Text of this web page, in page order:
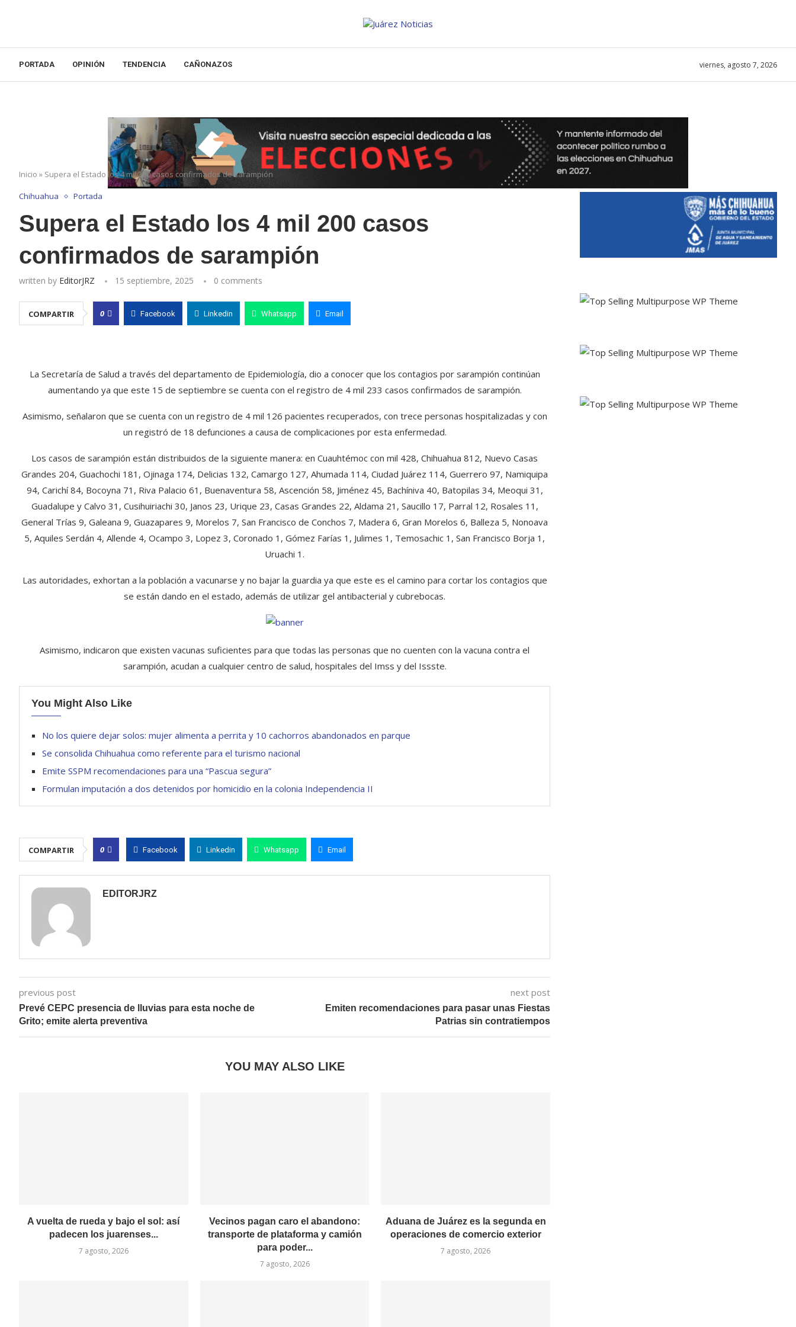
PORTADA OPINIÓN TENDENCIA CAÑONAZOS viernes, agosto 7, 2026
Inicio » Supera el Estado los 4 mil 200 casos confirmados de sarampión
Chihuahua Portada
Supera el Estado los 4 mil 200 casos
confirmados de sarampión
written by EditorJRZ 15 septiembre, 2025 0 comments
COMPARTIR 0 Facebook Linkedin Whatsapp Email
La Secretaría de Salud a través del departamento de Epidemiología, dio a conocer que los contagios por sarampión continúan
aumentando ya que este 15 de septiembre se cuenta con el registro de 4 mil 233 casos confirmados de sarampión.
Asimismo, señalaron que se cuenta con un registro de 4 mil 126 pacientes recuperados, con trece personas hospitalizadas y con
un registró de 18 defunciones a causa de complicaciones por esta enfermedad.
Los casos de sarampión están distribuidos de la siguiente manera: en Cuauhtémoc con mil 428, Chihuahua 812, Nuevo Casas
Grandes 204, Guachochi 181, Ojinaga 174, Delicias 132, Camargo 127, Ahumada 114, Ciudad Juárez 114, Guerrero 97, Namiquipa
94, Carichí 84, Bocoyna 71, Riva Palacio 61, Buenaventura 58, Ascención 58, Jiménez 45, Bachíniva 40, Batopilas 34, Meoqui 31,
Guadalupe y Calvo 31, Cusihuiriachi 30, Janos 23, Urique 23, Casas Grandes 22, Aldama 21, Saucillo 17, Parral 12, Rosales 11,
General Trías 9, Galeana 9, Guazapares 9, Morelos 7, San Francisco de Conchos 7, Madera 6, Gran Morelos 6, Balleza 5, Nonoava
5, Aquiles Serdán 4, Allende 4, Ocampo 3, Lopez 3, Coronado 1, Gómez Farías 1, Julimes 1, Temosachic 1, San Francisco Borja 1,
Uruachi 1.
Las autoridades, exhortan a la población a vacunarse y no bajar la guardia ya que este es el camino para cortar los contagios que
se están dando en el estado, además de utilizar gel antibacterial y cubrebocas.
Asimismo, indicaron que existen vacunas suficientes para que todas las personas que no cuenten con la vacuna contra el
sarampión, acudan a cualquier centro de salud, hospitales del Imss y del Issste.
You Might Also Like
No los quiere dejar solos: mujer alimenta a perrita y 10 cachorros abandonados en parque
Se consolida Chihuahua como referente para el turismo nacional
Emite SSPM recomendaciones para una “Pascua segura”
Formulan imputación a dos detenidos por homicidio en la colonia Independencia II
COMPARTIR 0 Facebook Linkedin Whatsapp Email
EDITORJRZ
previous post
Prevé CEPC presencia de lluvias para esta noche de
Grito; emite alerta preventiva
next post
Emiten recomendaciones para pasar unas Fiestas
Patrias sin contratiempos
YOU MAY ALSO LIKE
A vuelta de rueda y bajo el sol: así
padecen los juarenses...
7 agosto, 2026
Vecinos pagan caro el abandono:
transporte de plataforma y camión
para poder...
7 agosto, 2026
Aduana de Juárez es la segunda en
operaciones de comercio exterior
7 agosto, 2026